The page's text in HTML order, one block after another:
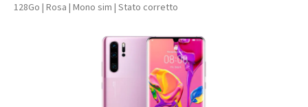
128Go | Rosa | Mono sim | Stato corretto